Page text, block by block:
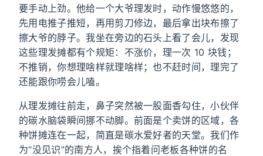
要手动上劲。他给一个大爷理发时，动作慢悠悠的，
先用电推子推短，再用剪刀修边，最后拿出块布擦了
擦大爷的脖子。我坐在旁边的石头上看了会儿，发现
这些理发摊都有个规矩：不涨价，理一次 10 块钱；
不推销，你想理啥样就理啥样；也不赶时间，理完了
还能跟你唠会儿嗑。
从理发摊往前走，鼻子突然被一股面香勾住，小伙伴
的碳水脑袋瞬间挪不动脚。前面是个卖饼的区域，各
种饼摊连在一起，简直是碳水爱好者的天堂。我们作
为“没见识”的南方人，挨个指着问老板各种饼的名